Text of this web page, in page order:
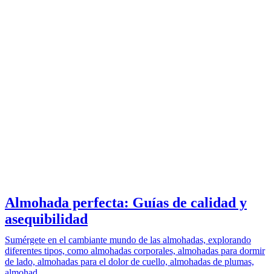
Almohada perfecta: Guías de calidad y
asequibilidad
Sumérgete en el cambiante mundo de las almohadas, explorando
diferentes tipos, como almohadas corporales, almohadas para dormir
de lado, almohadas para el dolor de cuello, almohadas de plumas,